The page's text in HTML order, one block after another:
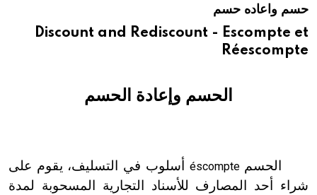
هيئة الموسوعة العربية تطلق موسوعات جديدة في عام 2026حسم واعاده حسم
Discount and Rediscount - Escompte et
Réescompte
الحسم وإعادة الحسم
الحسمéscompte أسلوب في التسليف، يقوم على
شراء أحد المصارف للأسناد التجارية المسحوبة لمدة